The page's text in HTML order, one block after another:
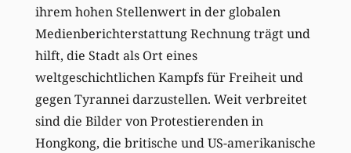
ihrem hohen Stellenwert in der globalen
Medienberichterstattung Rechnung trägt und
hilft, die Stadt als Ort eines
weltgeschichtlichen Kampfs für Freiheit und
gegen Tyrannei darzustellen. Weit verbreitet
sind die Bilder von Protestierenden in
Hongkong, die britische und US-amerikanische